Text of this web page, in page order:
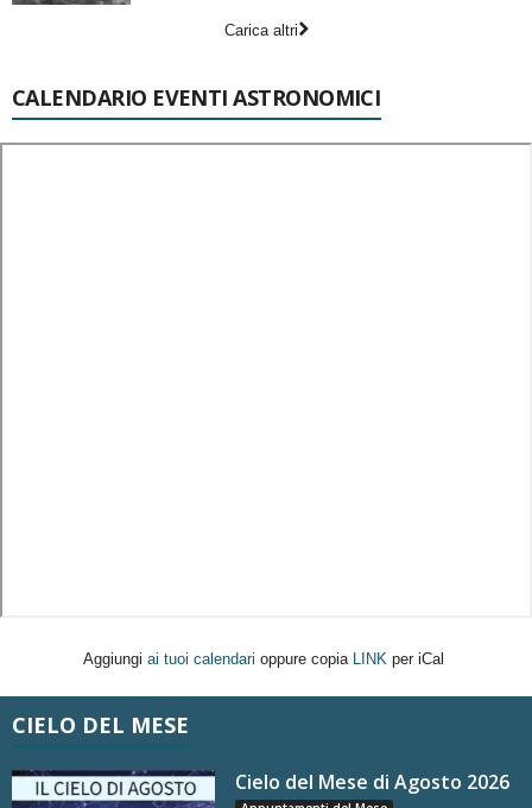
Carica altri
CALENDARIO EVENTI ASTRONOMICI
Aggiungi ai tuoi calendari oppure copia LINK per iCal
CIELO DEL MESE
Cielo del Mese di Agosto 2026